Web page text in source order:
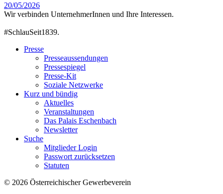
20/05/2026
Wir verbinden UnternehmerInnen und Ihre Interessen.
#SchlauSeit1839.
Presse
Presseaussendungen
Pressespiegel
Presse-Kit
Soziale Netzwerke
Kurz und bündig
Aktuelles
Veranstaltungen
Das Palais Eschenbach
Newsletter
Suche
Mitglieder Login
Passwort zurücksetzen
Statuten
© 2026 Österreichischer Gewerbeverein